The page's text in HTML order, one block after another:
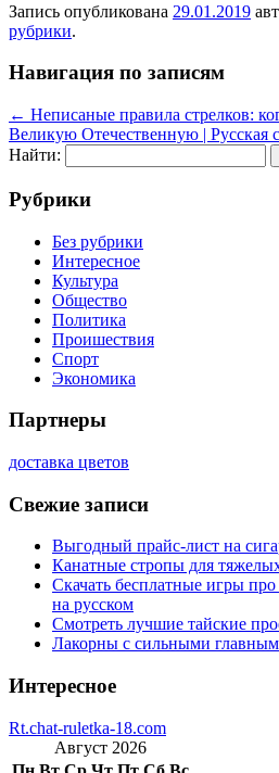
Запись опубликована 29.01.2019
рубрики.
Навигация по записям
← Неписаные правила стрелков:
Великую Отечественную | Русская
Найти:
Рубрики
Без рубрики
Интересное
Культура
Общество
Политика
Проишествия
Спорт
Экономика
Партнеры
доставка цветов
Свежие записи
Выгодный прайс-лист на
Канатные стропы для
Скачать бесплатные игры
на русском
Смотреть лучшие тайские
Лакорны с сильными
Интересное
Rt.chat-ruletka-18.com
Август 2026